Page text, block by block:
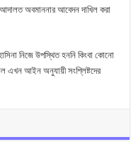
অবমাননার আবেদন দাখিল করা
নিজে উপস্থিত হননি কিংবা কোনো
এখন আইন অনুযায়ী সংশ্লিষ্টদের